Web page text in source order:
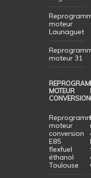
moteur
Launaguet
moteur 31
MOTEUR
CONVERSION
moteur
conversion
E85
flexfuel
éthanol
Toulouse